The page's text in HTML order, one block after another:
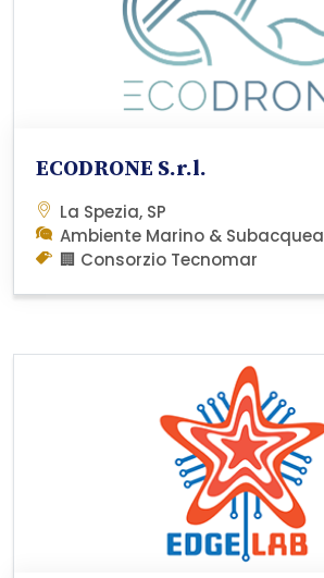
ECODRONE S.r.l.
La Spezia, SP
Ambiente Marino & Subacquea
🏢 Consorzio Tecnomar